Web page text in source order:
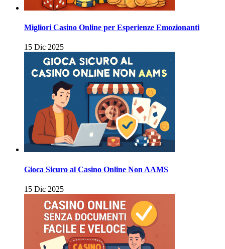
Migliori Casino Online per Esperienze Emozionanti
15 Dic 2025
Gioca Sicuro al Casino Online Non AAMS
15 Dic 2025